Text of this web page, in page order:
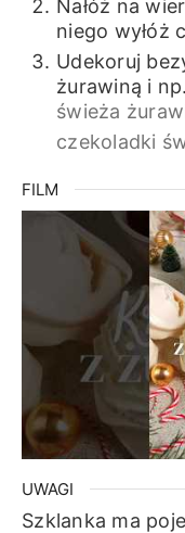
Nałóż na
niego wyłóż
Udekoruj
żurawiną i
świeża
czekoladki
FILM
UWAGI
Szklanka ma